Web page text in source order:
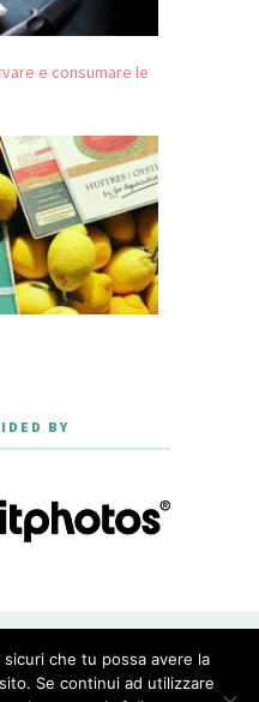
e consumare le
BY
DESIGNED BY
che tu possa avere la
Se continui ad utilizzare